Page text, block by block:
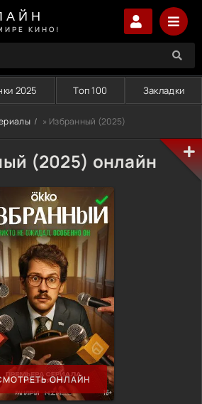
КИНО!
2025 Топ 100 Закладки
» Избранный (2025)
(2025) онлайн
ОНЛАЙН